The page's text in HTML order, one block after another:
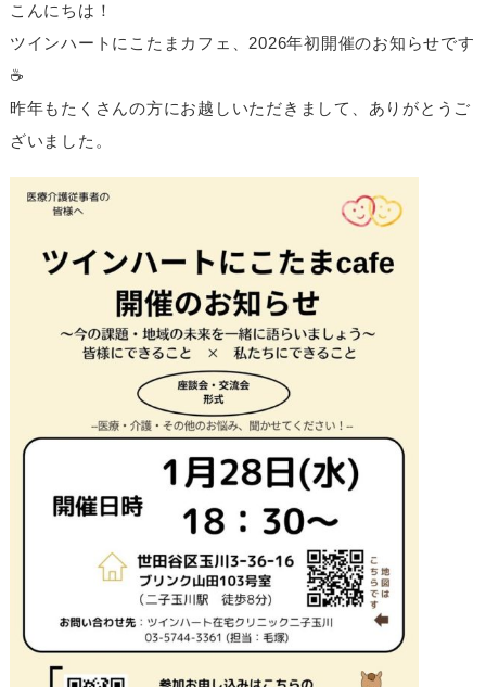
こんにちは！
ツインハートにこたまカフェ、2026年初開催のお知らせです
☕
昨年もたくさんの方にお越しいただきまして、ありがとうご
ざいました。